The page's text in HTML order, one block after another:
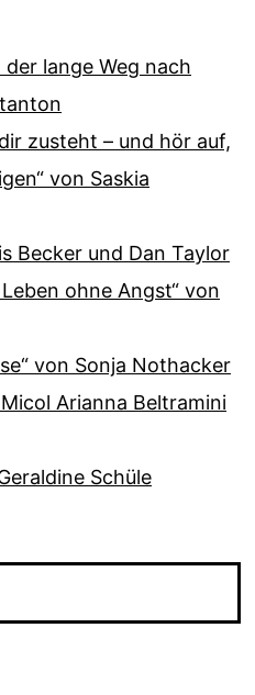
lange Weg nach
zusteht – und hör auf,
von Saskia
Becker und Dan Taylor
ohne Angst“ von
von Sonja Nothacker
Arianna Beltramini
Schüle